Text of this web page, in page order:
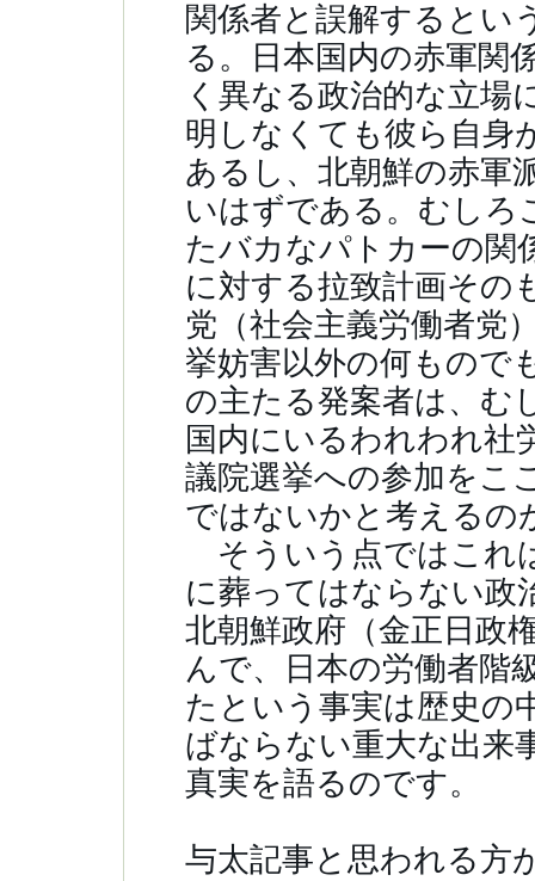
関係者と誤解するとい
る。日本国内の赤軍関
く異なる政治的な立場
明しなくても彼ら自身
あるし、北朝鮮の赤軍
いはずである。むしろ
たバカなパトカーの関
に対する拉致計画その
党（社会主義労働者党
挙妨害以外の何もので
の主たる発案者は、む
国内にいるわれわれ社
議院選挙への参加をこ
ではないかと考えるの
そういう点ではこれ
に葬ってはならない政
北朝鮮政府（金正日政
んで、日本の労働者階
たという事実は歴史の
ばならない重大な出来
真実を語るのです。
与太記事と思われる方